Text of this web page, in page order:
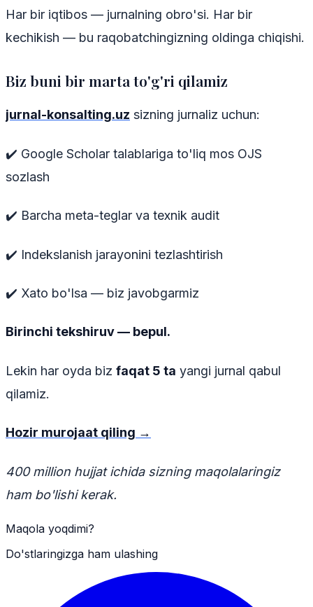
Har bir iqtibos — jurnalning obro'si. Har bir
kechikish — bu raqobatchingizning oldinga chiqishi.
Biz buni bir marta to'g'ri qilamiz
jurnal-konsalting.uz sizning jurnaliz uchun:
✔️ Google Scholar talablariga to'liq mos OJS
sozlash
✔️ Barcha meta-teglar va texnik audit
✔️ Indekslanish jarayonini tezlashtirish
✔️ Xato bo'lsa — biz javobgarmiz
Birinchi tekshiruv — bepul.
Lekin har oyda biz faqat 5 ta yangi jurnal qabul
qilamiz.
Hozir murojaat qiling →
400 million hujjat ichida sizning maqolalaringiz
ham bo'lishi kerak.
Maqola yoqdimi?
Do'stlaringizga ham ulashing